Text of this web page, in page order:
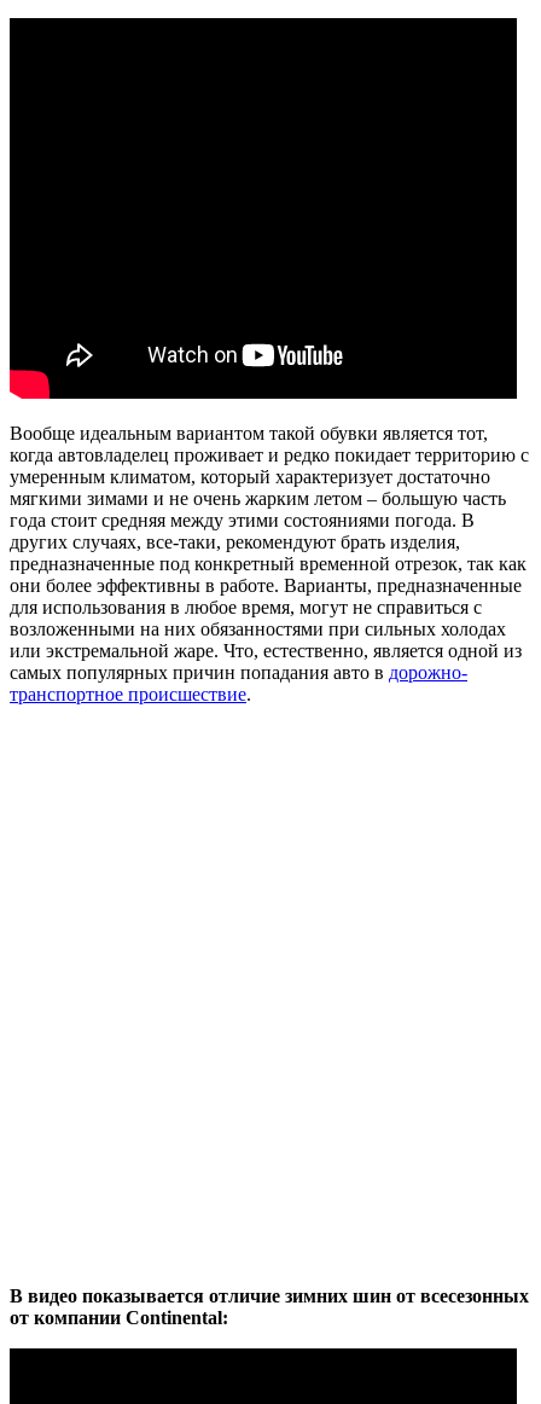
Вообще идеальным вариантом такой обувки является тот,
когда автовладелец проживает и редко покидает территорию с
умеренным климатом, который характеризует достаточно
мягкими зимами и не очень жарким летом – большую часть
года стоит средняя между этими состояниями погода. В
других случаях, все-таки, рекомендуют брать изделия,
предназначенные под конкретный временной отрезок, так как
они более эффективны в работе. Варианты, предназначенные
для использования в любое время, могут не справиться с
возложенными на них обязанностями при сильных холодах
или экстремальной жаре. Что, естественно, является одной из
самых популярных причин попадания авто в дорожно-
транспортное происшествие.
В видео показывается отличие зимних шин от всесезонных
от компании Continental: